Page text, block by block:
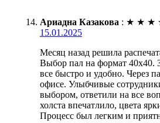
Ариадна Казакова : ★ ★ ★
15.01.2025
Месяц назад решила
Выбор пал на формат 40х40.
все быстро и удобно. Через
офисе. Улыбчивые
выбором, ответили на все
холста впечатлило, цвета
Процесс был легким и